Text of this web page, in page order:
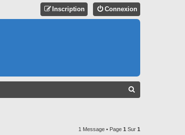
Connexion
Inscription
H
1 Message • Page 1 Sur 1